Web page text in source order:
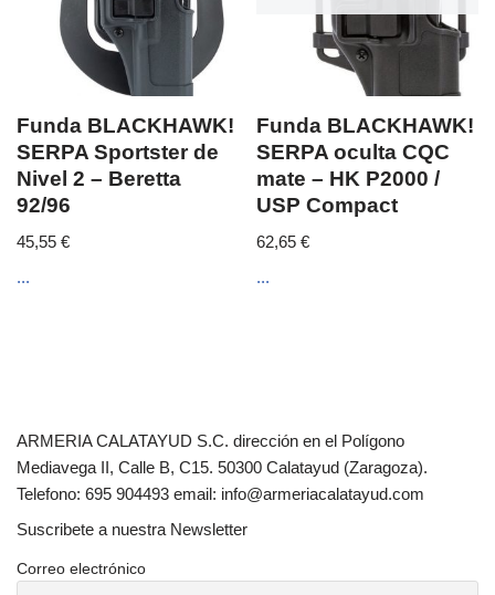
Funda BLACKHAWK!
SERPA Sportster de
Nivel 2 – Beretta
92/96
45,55 €
...
Funda BLACKHAWK!
SERPA oculta CQC
mate – HK P2000 /
USP Compact
62,65€
...
ARMERIA CALATAYUD S.C. dirección en el Polígono
Mediavega II, Calle B, C15. 50300 Calatayud (Zaragoza).
Telefono: 695 904493 email: info@armeriacalatayud.com
Suscribete a nuestra Newsletter
Correo electrónico